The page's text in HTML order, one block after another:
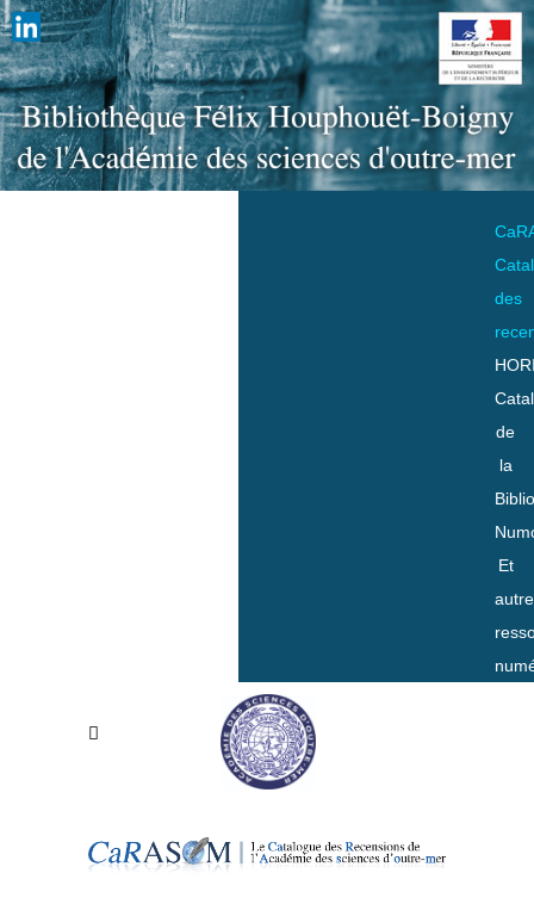
des
de
la
Et